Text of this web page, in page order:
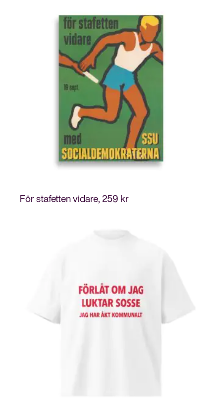
För stafetten vidare 259 kr